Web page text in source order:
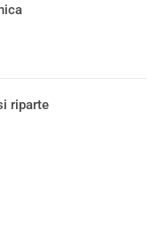
riparte